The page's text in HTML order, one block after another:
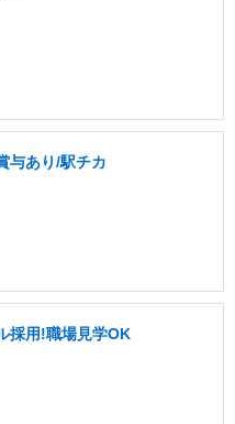
与あり/駅チカ
採用!職場見学OK